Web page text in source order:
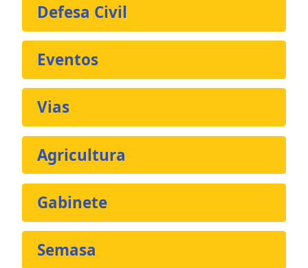
Defesa Civil
Eventos
Vias
Agricultura
Gabinete
Semasa